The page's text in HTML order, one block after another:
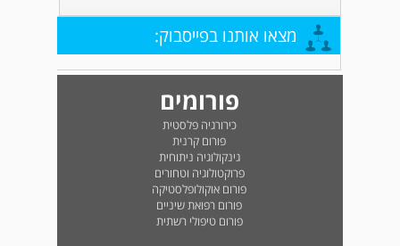
מצאו אותנו בפייסבוק:
פורומים
כירורגיה פלסטית
פורום קרנית
גינקולוגיה ניתוחית
פרוקטולוגיה וטחורים
פורום אוקולופלסטיקה
פורום רפואת שיניים
פורום טיפולי רשתית